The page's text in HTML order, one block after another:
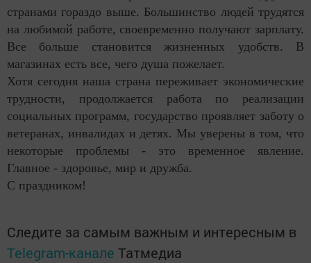
странами гораздо выше. Большинство людей трудятся
на любимой работе, своевременно получают зарплату.
Все больше становится жизненных удобств. В
магазинах есть все, чего душа пожелает.
Хотя сегодня наша страна переживает экономические
трудности, продолжается работа по реализации
социальных программ, государство проявляет заботу о
ветеранах, инвалидах и детях. Мы уверены в том, что
некоторые проблемы - это временное явление.
Главное - здоровье, мир и дружба.
С праздником!
Следите за самым важным и интересным в
Telegram-канале Татмедиа